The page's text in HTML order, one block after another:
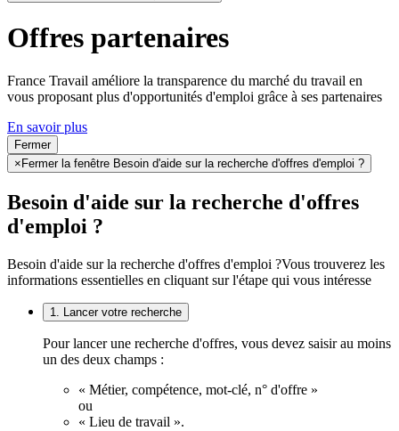
Offres partenaires
France Travail améliore la transparence du marché du travail en
vous proposant plus d'opportunités d'emploi grâce à ses partenaires
En savoir plus
Fermer
× Fermer la fenêtre Besoin d'aide sur la recherche d'offres d'emploi ?
Besoin d'aide sur la recherche d'offres
d'emploi ?
Besoin d'aide sur la recherche d'offres d'emploi ?Vous trouverez les
informations essentielles en cliquant sur l'étape qui vous intéresse
1. Lancer votre recherche
Pour lancer une recherche d'offres, vous devez saisir au moins
un des deux champs :
« Métier, compétence, mot-clé, n° d'offre »
ou
« Lieu de travail ».